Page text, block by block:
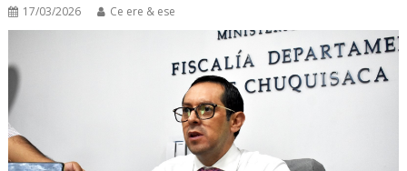
17/03/2026 Ce ere & ese